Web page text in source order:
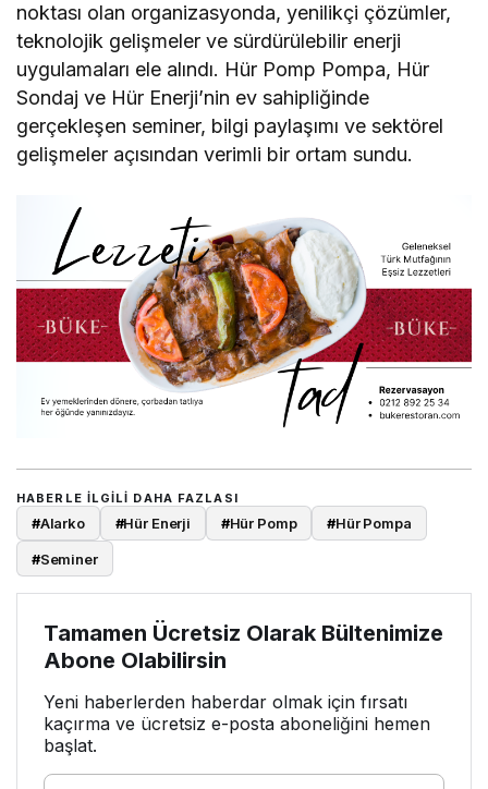
noktası olan organizasyonda, yenilikçi çözümler,
teknolojik gelişmeler ve sürdürülebilir enerji
uygulamaları ele alındı. Hür Pomp Pompa, Hür
Sondaj ve Hür Enerji’nin ev sahipliğinde
gerçekleşen seminer, bilgi paylaşımı ve sektörel
gelişmeler açısından verimli bir ortam sundu.
HABERLE ILGILI DAHA FAZLASI
#Alarko #Hür Enerji #Hür Pomp #Hür Pompa
#Seminer
Tamamen Ücretsiz Olarak Bültenimize
Abone Olabilirsin
Yeni haberlerden haberdar olmak için fırsatı
kaçırma ve ücretsiz e-posta aboneliğini hemen
başlat.